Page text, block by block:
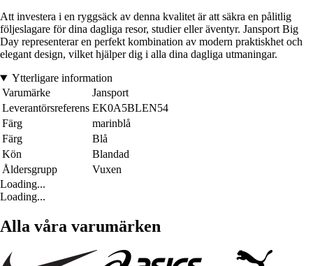
Att investera i en ryggsäck av denna kvalitet är att säkra en pålitlig
följeslagare för dina dagliga resor, studier eller äventyr. Jansport Big
Day representerar en perfekt kombination av modern praktiskhet och
elegant design, vilket hjälper dig i alla dina dagliga utmaningar.
Ytterligare information
Varumärke
Jansport
Leverantörsreferens EK0A5BLEN54
Färg
marinblå
Färg
Blå
Kön
Blandad
Åldersgrupp
Vuxen
Loading...
Loading...
Alla våra varumärken